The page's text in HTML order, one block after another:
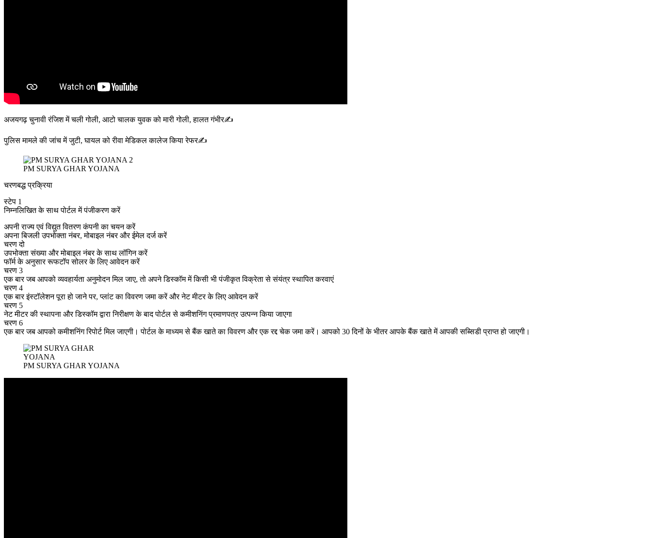
अजयगढ़ चुनावी रंजिश में चली गोली, आटो चालक युवक को मारी गोली, हालत गंभीर✍️
पुलिस मामले की जांच में जुटी, घायल को रीवा मेडिकल कालेज किया रेफर✍️
PM SURYA GHAR YOJANA
चरणबद्ध प्रक्रिया
स्टेप 1
निम्नलिखित के साथ पोर्टल में पंजीकरण करें
अपनी राज्य एवं विद्युत वितरण कंपनी का चयन करें
अपना बिजली उपभोक्ता नंबर, मोबाइल नंबर और ईमेल दर्ज करें
चरण दो
उपभोक्ता संख्या और मोबाइल नंबर के साथ लॉगिन करें
फॉर्म के अनुसार रूफटॉप सोलर के लिए आवेदन करें
चरण 3
एक बार जब आपको व्यवहार्यता अनुमोदन मिल जाए, तो अपने डिस्कॉम में किसी भी पंजीकृत विक्रेता से संयंत्र स्थापित करवाएं
चरण 4
एक बार इंस्टॉलेशन पूरा हो जाने पर, प्लांट का विवरण जमा करें और नेट मीटर के लिए आवेदन करें
चरण 5
नेट मीटर की स्थापना और डिस्कॉम द्वारा निरीक्षण के बाद पोर्टल से कमीशनिंग प्रमाणपत्र उत्पन्न किया जाएगा
चरण 6
एक बार जब आपको कमीशनिंग रिपोर्ट मिल जाएगी। पोर्टल के माध्यम से बैंक खाते का विवरण और एक रद्द चेक जमा करें। आपको 30 दिनों के भीतर आपके बैंक खाते में आपकी सब्सिडी प्राप्त हो जाएगी।
PM SURYA GHAR YOJANA